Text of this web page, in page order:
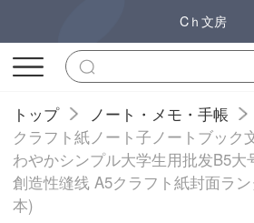
Cｈ文房
トップ
ノート・メモ・手帳
クラフト紙ノート子ノートブック
わやかシンプル大学生用批发B5大
創造性缝线 A5クラフト紙封面ラ
本)